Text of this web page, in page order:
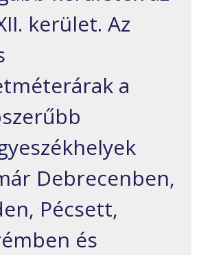
kerület. Az
a
Debrecenben,
Pécsett,
és